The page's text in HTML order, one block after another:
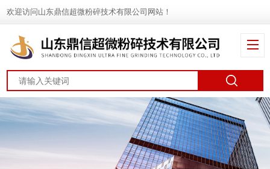
欢迎访问山东鼎信超微粉碎技术有限公司网站！